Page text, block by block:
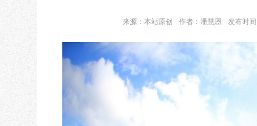
来源：本站原创 作者：潘慧恩 发布时